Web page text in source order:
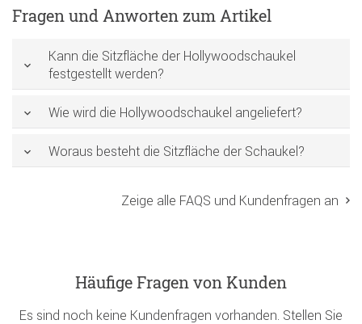
Fragen und Anworten zum Artikel
Kann die Sitzfläche der Hollywoodschaukel
festgestellt werden?
Wie wird die Hollywoodschaukel angeliefert?
Woraus besteht die Sitzfläche der Schaukel?
Zeige alle FAQS und Kundenfragen an
Häufige Fragen von Kunden
Es sind noch keine Kundenfragen vorhanden. Stellen Sie